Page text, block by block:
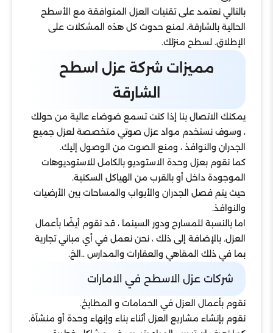
بالتالي نعتمد على تقنيات العزل المتوافقة مع الأسطح
الحالية بالشارقة. لمنع حدوث كل هذه المشكلات على
الإطلاق. لسطح منزلك.
مميزات شركة عزل اسطح
الشارقة
يمكنك الاتصال بنا إذا كنت تسمع ضوضاء عالية من حولك
، وسوف نستخدم مواد عزل صوتي متخصصة لعزل جميع
الجدران والنوافذ ، ومنع الصوت من الوصول إليك.
كما نقوم بعزل وحدة الاستوديو بالكامل للاستوديوهات
الموجودة داخل أو بالقرب من الهياكل السكنية.
حيث يتم فصل الجدران والأبواب والمساحات بين الأرضيات
والنوافذ.
اما بالنسبة للمسارح ودور السينما ، قد نقوم أيضًا بأعمال
العزل. بالإضافة إلى ذلك ، نحن نعمل في أي مباني تجارية
بما في ذلك المقاهي والعقارات والمدارس ..الخ.
شركات عزل الاسطح في الامارات
نقوم بأعمال العزل في الحمامات و المطابخ.
نقوم بإنشاء مشاريع العزل أثناء بناء وإنهاء وحدة أو منشآة.